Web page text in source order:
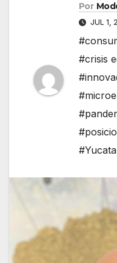
Por
JUL 1,
#crisis